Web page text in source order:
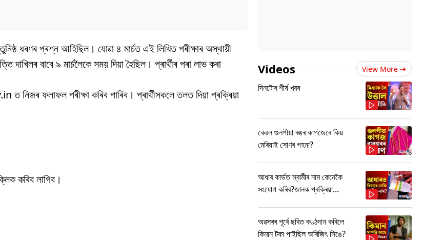
ধৰণৰ প্ৰশ্ন আহিছিল। যোৱা ৪ মাৰ্চত এই লিখিত পৰীক্ষাৰ অস্থায়ী
বাবে ৯ মাৰ্চলৈকে সময় দিয়া হৈছিল। প্ৰাৰ্থীৰ পৰা লাভ কৰা
নিজৰ ফলাফল পৰীক্ষা কৰিব পাৰিব। প্ৰাৰ্থীসকলে তলত দিয়া প্ৰক্ৰিয়া
কৰিব লাগিব।
Videos View More
দিনটোৰ শীৰ্ষ খবৰ
কেৱল গুলপীয়া ৰঙৰ কাগজেৰে কিয়
মেৰিয়াই সোণৰ গহনা?
আধাৰ কাৰ্ডত স্বামীৰ নাম কেনেকৈ
সংযোগ কৰিব?জানক প্ৰক্ৰিয়া...
অৱসৰৰ পূৰ্বে ছবিত কণ্ঠদান কৰিলে
কিমান টকা পাইছিল অৰিজিৎ সিঙে?